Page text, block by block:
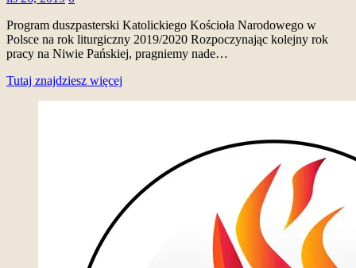
Program duszpasterski Katolickiego Kościoła Narodowego w
Polsce na rok liturgiczny 2019/2020 Rozpoczynając kolejny rok
pracy na Niwie Pańskiej, pragniemy nade…
Tutaj znajdziesz więcej